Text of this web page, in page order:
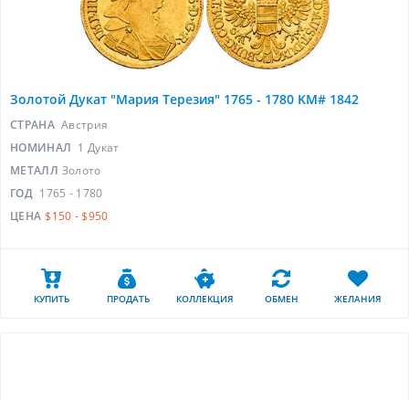
Золотой Дукат "Мария Терезия" 1765 - 1780 KM# 1842
СТРАНА Австрия
НОМИНАЛ 1 Дукат
МЕТАЛЛ Золото
ГОД 1765 - 1780
ЦЕНА $150 - $950
КУПИТЬ ПРОДАТЬ КОЛЛЕКЦИЯ ОБМЕН ЖЕЛАНИЯ